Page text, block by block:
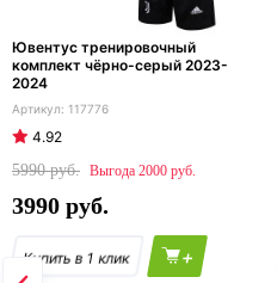
Ювентус тренировочный
комплект чёрно-серый 2023-
2024
117776
4.92
5990
2000
3990
+